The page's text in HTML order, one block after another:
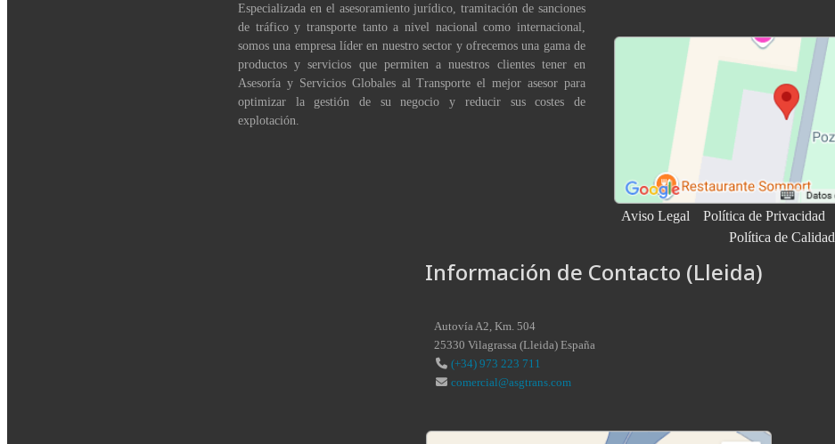
Especializada en el asesoramiento jurídico, tramitación de sanciones
de tráfico y transporte tanto a nivel nacional como internacional,
somos una empresa líder en nuestro sector y ofrecemos una gama de
productos y servicios que permiten a nuestros clientes tener en
Asesoría y Servicios Globales al Transporte el mejor asesor para
optimizar la gestión de su negocio y reducir sus costes de
explotación.
Aviso Legal Política de Privacidad
Política de Calidad
Información de Contacto (Lleida)
Autovía A2, Km. 504
25330 Vilagrassa (Lleida) España
(+34) 973 223 711
comercial@asgtrans.com